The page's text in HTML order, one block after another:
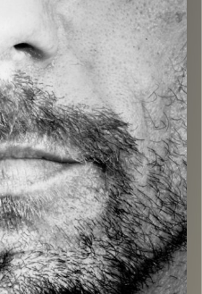
כל מה שחי, אמיתי ונושם.
עם שמוליק רגב.
קרדיט תמונות: David Goehring